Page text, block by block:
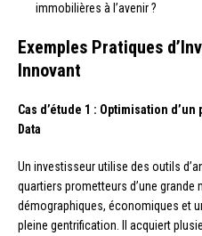
immobilières à l’avenir ?
Exemples Pratiques
Innovant
Cas d’étude 1 : Optimisation
Data
Un investisseur utilise des outils
quartiers prometteurs d’une
démographiques, économiques et
pleine gentrification. Il acquiert